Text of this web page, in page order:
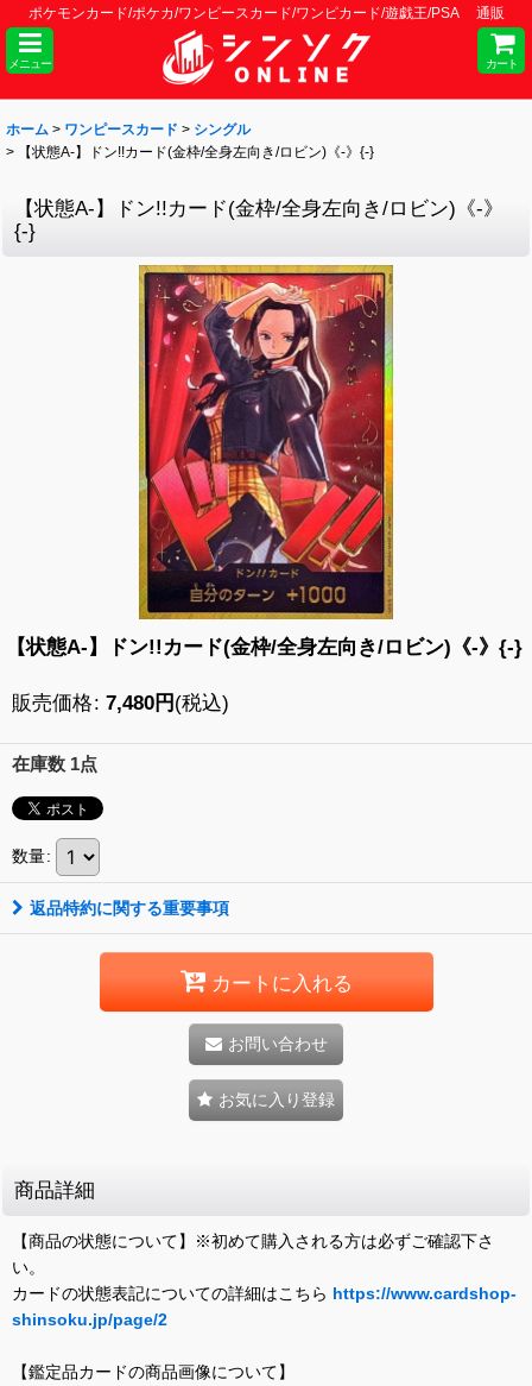
ポケモンカード/ポケカ/ワンピースカード/ワンピカード/遊戯王/PSA 通販
メニュー カート
ホーム > ワンピースカード > シングル
>
【状態A-】ドン!!カード(金枠/全身左向き/ロビン)《-》{-}
【状態A-】ドン!!カード(金枠/全身左向き/ロビン)《-》
{-}
【状態A-】ドン!!カード(金枠/全身左向き/ロビン)《-》{-}
販売価格: 7,480円 (税込)
在庫数 1点
数量:
返品特約に関する重要事項
カートに入れる
お問い合わせ
お気に入り登録
商品詳細
【商品の状態について】※初めて購入される方は必ずご確認下さ
い。
カードの状態表記についての詳細はこちら https://www.cardshop-
shinsoku.jp/page/2
【鑑定品カードの商品画像について】